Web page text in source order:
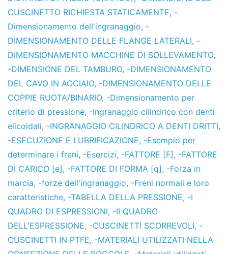
CUSCINETTO RICHIESTA STATICAMENTE, -
Dimensionamento dell'ingranaggio, -
DIMENSIONAMENTO DELLE FLANGE LATERALI, -
DIMENSIONAMENTO MACCHINE DI SOLLEVAMENTO,
-DIMENSIONE DEL TAMBURO, -DIMENSIONAMENTO
DEL CAVO IN ACCIAIO, -DIMENSIONAMENTO DELLE
COPPIE RUOTA/BINARIO, -Dimensionamento per
criterio di pressione, -Ingranaggio cilindrico con denti
elicoidali, -INGRANAGGIO CILINDRICO A DENTI DRITTI,
-ESECUZIONE E LUBRIFICAZIONE, -Esempio per
determinare i freni, -Esercizi, -FATTORE [F], -FATTORE
DI CARICO [e], -FATTORE DI FORMA [q], -Forza in
marcia, -forze dell'ingranaggio, -Freni normali e loro
caratteristiche, -TABELLA DELLA PRESSIONE, -I
QUADRO DI ESPRESSIONI, -II QUADRO
DELL'ESPRESSIONE, -CUSCINETTI SCORREVOLI, -
CUSCINETTI IN PTFE, -MATERIALI UTILIZZATI NELLA